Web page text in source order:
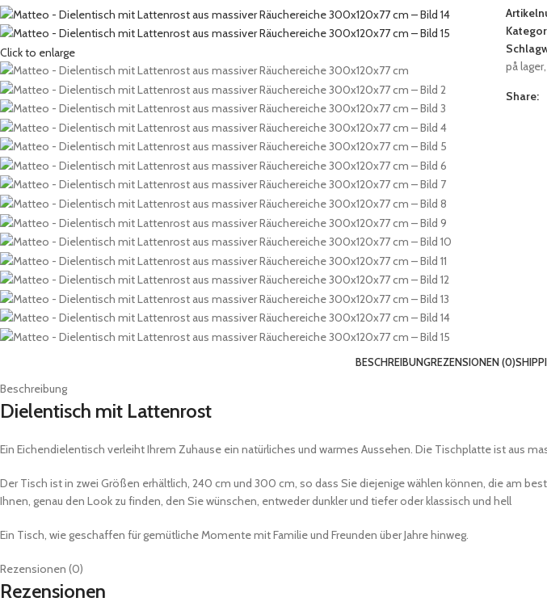
Click to enlarge
på lager,
Share:
BESCHREIBUNGREZENSIONEN (0)
Beschreibung
Dielentisch mit Lattenrost
Ein Eichendielentisch verleiht Ihrem Zuhause ein natürliches und warmes Aussehen. Die Tischplatte ist aus
Der Tisch ist in zwei Größen erhältlich, 240 cm und 300 cm, so dass Sie diejenige wählen können, die am
Ihnen, genau den Look zu finden, den Sie wünschen, entweder dunkler und tiefer oder klassisch und hell
Ein Tisch, wie geschaffen für gemütliche Momente mit Familie und Freunden über Jahre hinweg.
Rezensionen (0)
Rezensionen